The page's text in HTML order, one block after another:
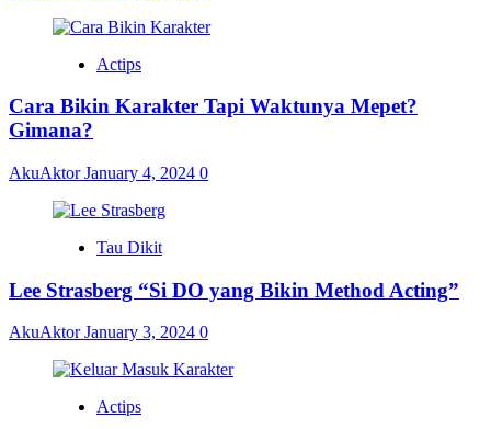
Actips
Cara Bikin Karakter Tapi Waktunya Mepet?
Gimana?
AkuAktorJanuary 4, 2024 0
Tau Dikit
Lee Strasberg “Si DO yang Bikin Method Acting”
AkuAktorJanuary 3, 2024 0
Actips